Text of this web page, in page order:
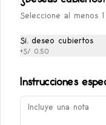
Pedir
Política de
Haga clic en
cookies a fin de
Seleccione al menos 1
Sí, deseo cubiertos
+S/ 0.50
Instrucciones